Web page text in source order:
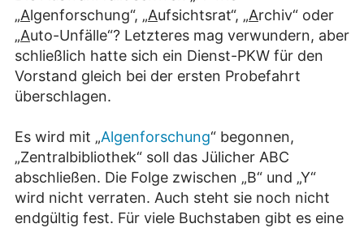
„Algenforschung“, „Aufsichtsrat“, „Archiv“ oder
„Auto-Unfälle“? Letzteres mag verwundern, aber
schließlich hatte sich ein Dienst-PKW für den
Vorstand gleich bei der ersten Probefahrt
überschlagen.
Es wird mit „Algenforschung“ begonnen,
„Zentralbibliothek“ soll das Jülicher ABC
abschließen. Die Folge zwischen „B“ und „Y“
wird nicht verraten. Auch steht sie noch nicht
endgültig fest. Für viele Buchstaben gibt es eine